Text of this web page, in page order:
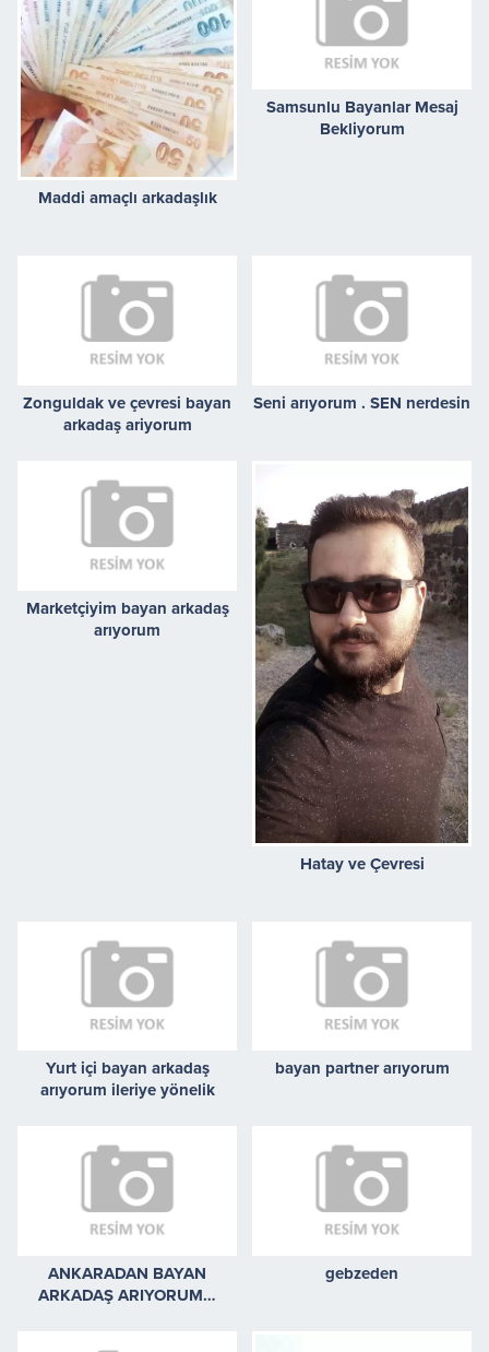
Maddi amaçlı arkadaşlık
Samsunlu Bayanlar Mesaj
Bekliyorum
Zonguldak ve çevresi bayan
arkadaş ariyorum
Seni arıyorum . SEN nerdesin
Marketçiyim bayan arkadaş
arıyorum
Hatay ve Çevresi
Yurt içi bayan arkadaş
arıyorum ileriye yönelik
bayan partner arıyorum
ANKARADAN BAYAN
ARKADAŞ ARIYORUM…
gebzeden